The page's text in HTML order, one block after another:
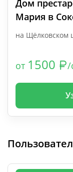
Дом
Мария в
на Щёлковском
от 1500 /